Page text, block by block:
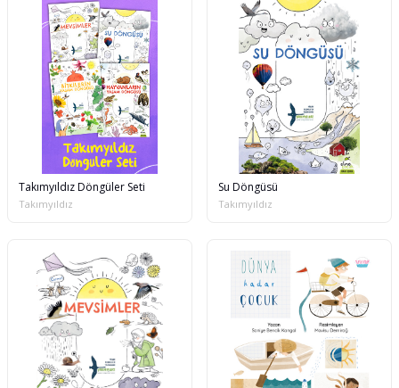
Takımyıldız Döngüler Seti
Takımyıldız
Su Döngüsü
Takımyıldız